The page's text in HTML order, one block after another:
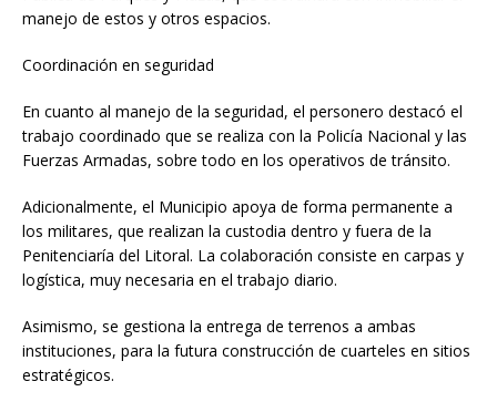
manejo de estos y otros espacios.
Coordinación en seguridad
En cuanto al manejo de la seguridad, el personero destacó el
trabajo coordinado que se realiza con la Policía Nacional y las
Fuerzas Armadas, sobre todo en los operativos de tránsito.
Adicionalmente, el Municipio apoya de forma permanente a
los militares, que realizan la custodia dentro y fuera de la
Penitenciaría del Litoral. La colaboración consiste en carpas y
logística, muy necesaria en el trabajo diario.
Asimismo, se gestiona la entrega de terrenos a ambas
instituciones, para la futura construcción de cuarteles en sitios
estratégicos.